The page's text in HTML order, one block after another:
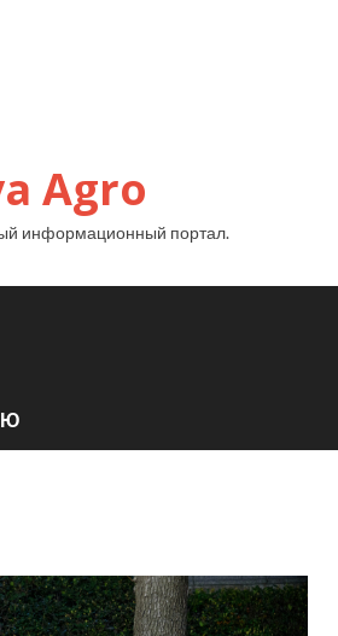
Agro
информационный портал.